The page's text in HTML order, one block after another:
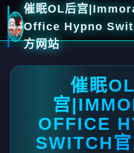
催眠OL后宫
Office Hypno
方网站
催眠
宫
OFFICE
SWITCH